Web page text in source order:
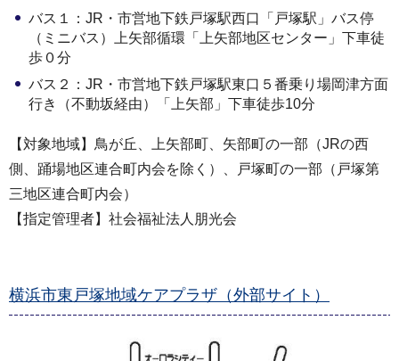
バス１：JR・市営地下鉄戸塚駅西口「戸塚駅」バス停
（ミニバス）上矢部循環「上矢部地区センター」下車徒
歩０分
バス２：JR・市営地下鉄戸塚駅東口５番乗り場岡津方面
行き（不動坂経由）「上矢部」下車徒歩10分
【対象地域】鳥が丘、上矢部町、矢部町の一部（JRの西
側、踊場地区連合町内会を除く）、戸塚町の一部（戸塚第
三地区連合町内会）
【指定管理者】社会福祉法人朋光会
横浜市東戸塚地域ケアプラザ（外部サイト）